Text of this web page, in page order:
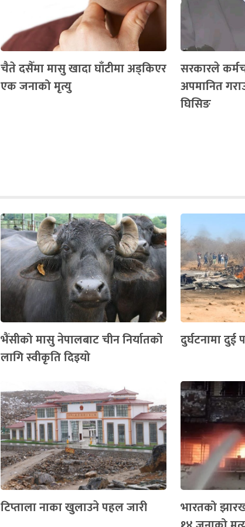
चैते दसैँमा मासु खादा घाँटीमा अड्किएर
एक जनाको मृत्यु
सरकारले
अपमानित
घिसिङ
भैंसीको मासु नेपालबाट चीन निर्यातको
लागि स्वीकृति दिइयो
दुर्घटनामा
टिप्ताला नाका खुलाउने पहल जारी
भारतको